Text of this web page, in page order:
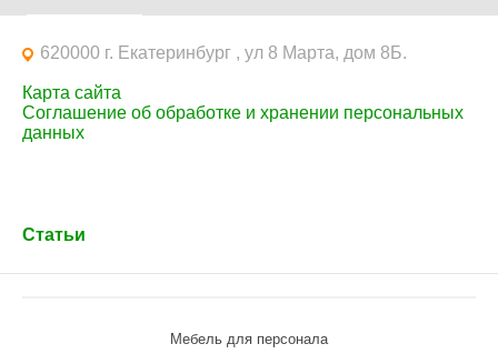
Статьи
620000 г. Екатеринбург , ул 8 Марта, дом 8Б.
Карта сайта
Соглашение об обработке и хранении персональных
данных
Мебель для персонала